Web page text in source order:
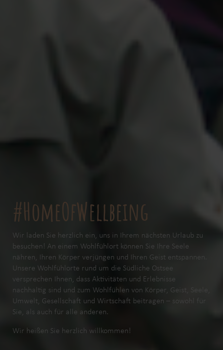
#HomeOfWellbeing
Wir laden Sie herzlich ein, uns in Ihrem nächsten Urlaub zu
besuchen! An einem Wohlfühlort können Sie Ihre Seele
nähren, Ihren Körper verjüngen und Ihren Geist entspannen.
Unsere Wohlfühlorte rund um die Südliche Ostsee
versprechen Ihnen, dass Aktivitäten und Erlebnisse
nachhaltig sind und zum Wohlfühlen von Körper, Geist, Seele,
Umwelt, Gesellschaft und Wirtschaft beitragen – sowohl für
Sie, als auch für alle anderen.
Wir heißen Sie herzlich willkommen!